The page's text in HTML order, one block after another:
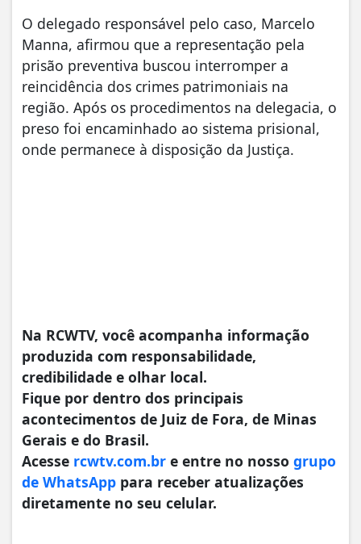
​O delegado responsável pelo caso, Marcelo
Manna, afirmou que a representação pela
prisão preventiva buscou interromper a
reincidência dos crimes patrimoniais na
região. Após os procedimentos na delegacia, o
preso foi encaminhado ao sistema prisional,
onde permanece à disposição da Justiça.
Na RCWTV, você acompanha informação
produzida com responsabilidade,
credibilidade e olhar local.
Fique por dentro dos principais
acontecimentos de Juiz de Fora, de Minas
Gerais e do Brasil.
Acesse rcwtv.com.br e entre no nosso grupo
de WhatsApp para receber atualizações
diretamente no seu celular.